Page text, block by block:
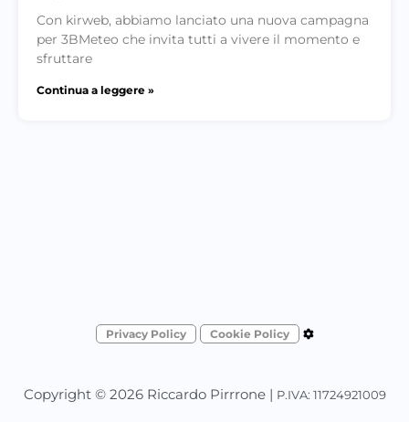
Con kirweb, abbiamo lanciato una nuova campagna
per 3BMeteo che invita tutti a vivere il momento e
sfruttare
Continua a leggere »
Privacy Policy Cookie Policy
Copyright © 2026 Riccardo Pirrrone | P.IVA: 11724921009